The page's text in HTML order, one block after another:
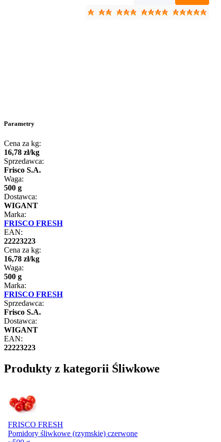
Parametry
Cena za kg:
16,78 zł/kg
Sprzedawca:
Frisco S.A.
Waga:
500 g
Dostawca:
WIGANT
Marka:
FRISCO FRESH
EAN:
22223223
Cena za kg:
16,78 zł/kg
Waga:
500 g
Marka:
FRISCO FRESH
Sprzedawca:
Frisco S.A.
Dostawca:
WIGANT
EAN:
22223223
Produkty z kategorii Śliwkowe
FRISCO FRESH
Pomidory śliwkowe (rzymskie) czerwone